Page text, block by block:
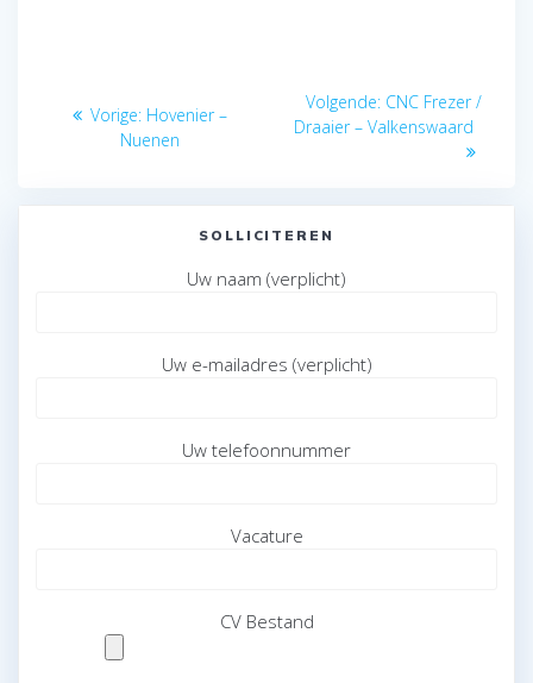
navigatie
Vorige: Vorig
bericht:
Hovenier –
Nuenen
Volgende: Volgend
bericht:
CNC Frezer /
Draaier – Valkenswaard
SOLLICITEREN
Uw naam (verplicht)
Uw e-mailadres (verplicht)
Uw telefoonnummer
Vacature
CV Bestand